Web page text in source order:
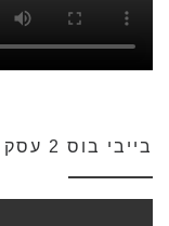
בייבי בוס 2 עסק משפחתי – טריילר רשמי מדובב